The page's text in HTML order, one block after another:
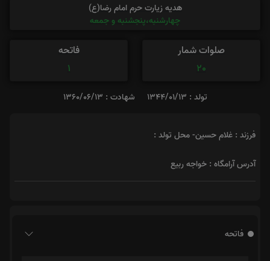
هدیه زیارت حرم امام رضا(ع)
چهارشنبه،پنجشنبه و جمعه
صلوات شمار
20
فاتحه
1
تولد : 1344/01/13 شهادت : 1360/06/13
فرزند : غلام حسین- محل تولد :
آدرس آرامگاه : خواجه ربیع
فاتحه